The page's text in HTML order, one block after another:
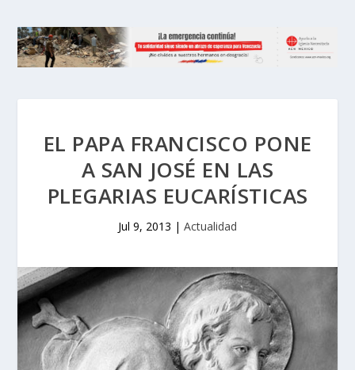
EL PAPA FRANCISCO PONE
A SAN JOSÉ EN LAS
PLEGARIAS EUCARÍSTICAS
Jul 9, 2013 | Actualidad